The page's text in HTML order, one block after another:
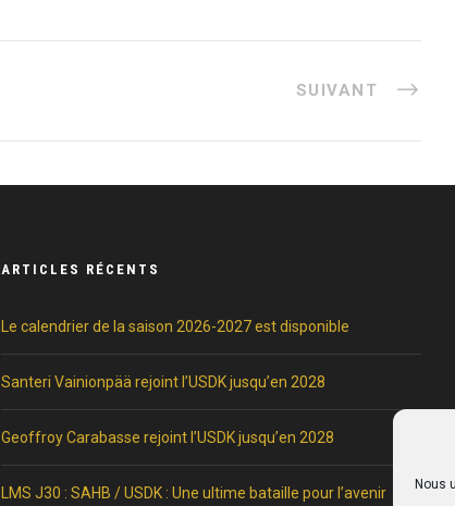
Nous
SUIVANT
ARTICLES RÉCENTS
Le calendrier de la saison 2026-2027 est disponible
Santeri Vainionpää rejoint l’USDK jusqu’en 2028
Geoffroy Carabasse rejoint l’USDK jusqu’en 2028
LMS J30 : SAHB / USDK : Une ultime bataille pour l’avenir